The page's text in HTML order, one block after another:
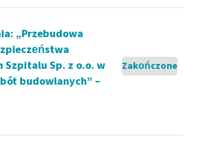
„Przebudowa
Sp. z o.o. w
budowlanych” –
Zakończone